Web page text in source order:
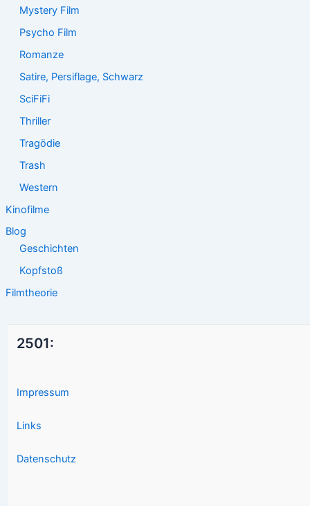
Mystery Film
Psycho Film
Romanze
Satire, Persiflage, Schwarz
SciFiFi
Thriller
Tragödie
Trash
Western
Kinofilme
Blog
Geschichten
Kopfstoß
Filmtheorie
2501:
Impressum
Links
Datenschutz